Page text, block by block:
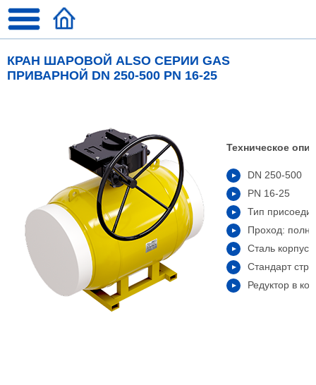
КРАН ШАРОВОЙ ALSO СЕРИИ GAS
ПРИВАРНОЙ DN 250-500 PN 16-25
Техническое
DN 250-500
PN 16-25
Тип
Проход:
Сталь
Стандарт
Редуктор в